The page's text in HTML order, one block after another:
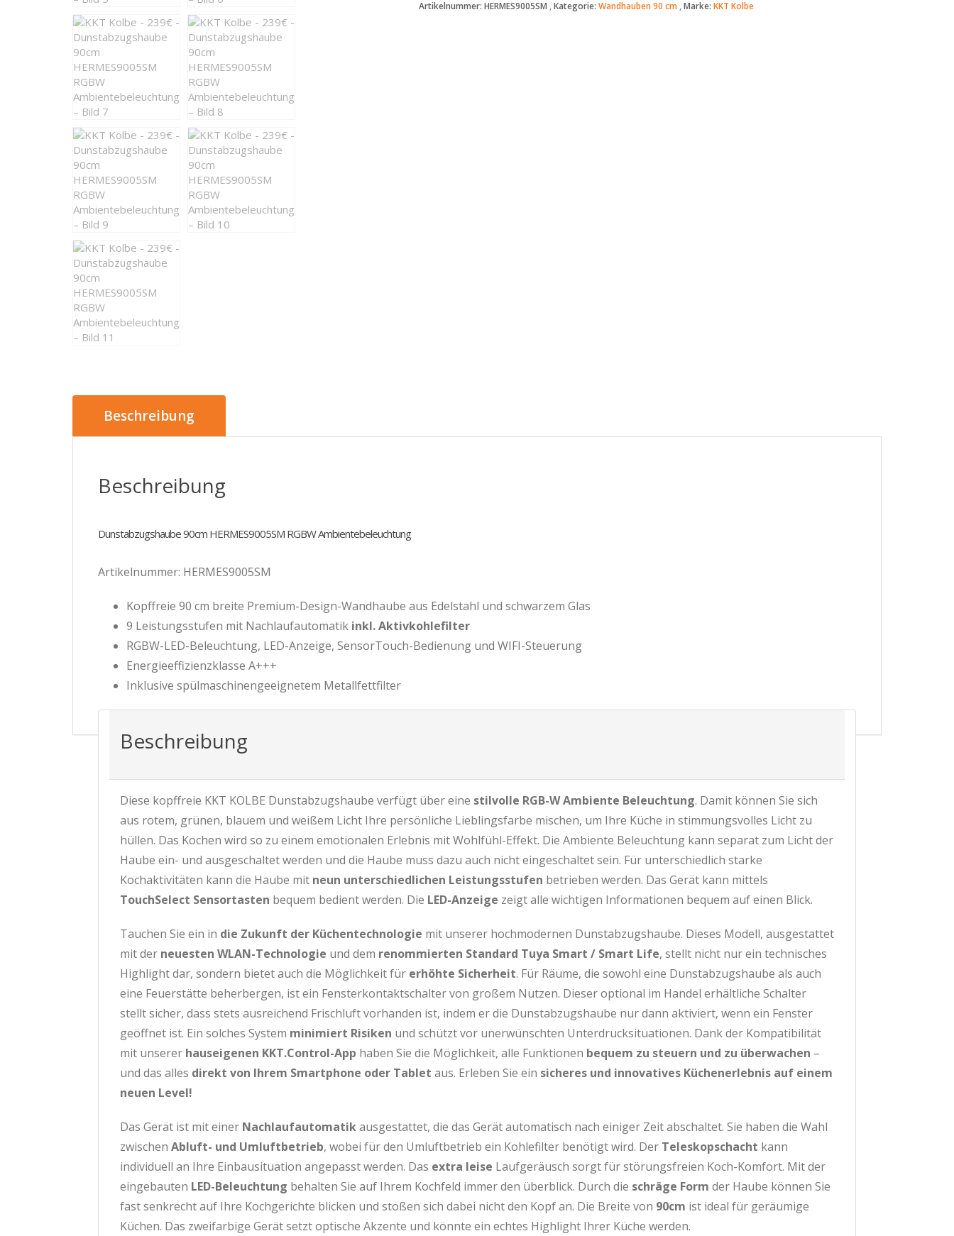
-
Artikelnummer: HERMES9005SM Kategorie: Wandhauben 90 cm Marke: KKT Kolbe
Beschreibung
Beschreibung
Dunstabzugshaube 90cm HERMES9005SM RGBW Ambientebeleuchtung
Artikelnummer: HERMES9005SM
Kopffreie 90 cm breite Premium-Design-Wandhaube aus Edelstahl und schwarzem Glas
9 Leistungsstufen mit Nachlaufautomatik inkl. Aktivkohlefilter
RGBW-LED-Beleuchtung, LED-Anzeige, SensorTouch-Bedienung und WIFI-Steuerung
Energieeffizienzklasse A+++
Inklusive spülmaschinengeeignetem Metallfettfilter
Beschreibung
Diese kopffreie KKT KOLBE Dunstabzugshaube verfügt über eine stilvolle RGB-W Ambiente Beleuchtung. Damit können Sie sich
aus rotem, grünen, blauem und weißem Licht Ihre persönliche Lieblingsfarbe mischen, um Ihre Küche in stimmungsvolles Licht zu
hüllen. Das Kochen wird so zu einem emotionalen Erlebnis mit Wohlfühl-Effekt. Die Ambiente Beleuchtung kann separat zum Licht der
Haube ein- und ausgeschaltet werden und die Haube muss dazu auch nicht eingeschaltet sein. Für unterschiedlich starke
Kochaktivitäten kann die Haube mit neun unterschiedlichen Leistungsstufen betrieben werden. Das Gerät kann mittels
TouchSelect Sensortasten bequem bedient werden. Die LED-Anzeige zeigt alle wichtigen Informationen bequem auf einen Blick.
Tauchen Sie ein in die Zukunft der Küchentechnologie mit unserer hochmodernen Dunstabzugshaube. Dieses Modell, ausgestattet
mit der neuesten WLAN-Technologie und dem renommierten Standard Tuya Smart / Smart Life, stellt nicht nur ein technisches
Highlight dar, sondern bietet auch die Möglichkeit für erhöhte Sicherheit. Für Räume, die sowohl eine Dunstabzugshaube als auch
eine Feuerstätte beherbergen, ist ein Fensterkontaktschalter von großem Nutzen. Dieser optional im Handel erhältliche Schalter
stellt sicher, dass stets ausreichend Frischluft vorhanden ist, indem er die Dunstabzugshaube nur dann aktiviert, wenn ein Fenster
geöffnet ist. Ein solches System minimiert Risiken und schützt vor unerwünschten Unterdrucksituationen. Dank der Kompatibilität
mit unserer hauseigenen KKT.Control-App haben Sie die Möglichkeit, alle Funktionen bequem zu steuern und zu überwachen –
und das alles direkt von Ihrem Smartphone oder Tablet aus. Erleben Sie ein sicheres und innovatives Küchenerlebnis auf einem
neuen Level!
Das Gerät ist mit einer Nachlaufautomatikausgestattet, die das Gerät automatisch nach einiger Zeit abschaltet. Sie haben die Wahl
zwischen Abluft- und Umluftbetrieb, wobei für den Umluftbetrieb ein Kohlefilter benötigt wird. Der Teleskopschacht kann
individuell an Ihre Einbausituation angepasst werden. Das extra leise Laufgeräusch sorgt für störungsfreien Koch-Komfort. Mit der
eingebauten LED-Beleuchtung behalten Sie auf Ihrem Kochfeld immer den überblick. Durch die schräge Form der Haube können Sie
fast senkrecht auf Ihre Kochgerichte blicken und stoßen sich dabei nicht den Kopf an. Die Breite von 90cm ist ideal für geräumige
Küchen. Das zweifarbige Gerät setzt optische Akzente und könnte ein echtes Highlight Ihrer Küche werden.